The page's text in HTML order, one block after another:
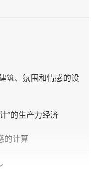
筑、氛围和情感的设
”的生产力经济
的计算